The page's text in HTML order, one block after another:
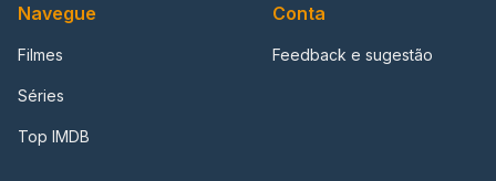
Navegue
Filmes
Séries
Top IMDB
Conta
Feedback e sugestão